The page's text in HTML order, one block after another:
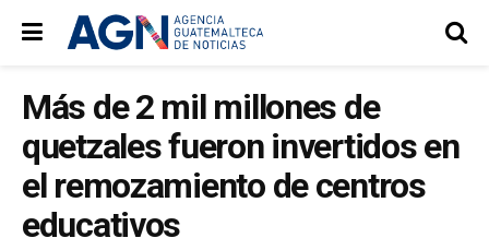
Más de 2 mil millones de
quetzales fueron invertidos en
el remozamiento de centros
educativos